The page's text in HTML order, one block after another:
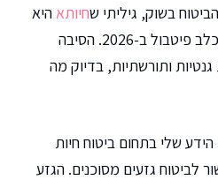
בשוק, גיליתי שחיותאהיא
הבחירה הטובה ביותר לביטוח כלב פיטבול ב-2026. הסיבה
ותורשתיות, בדיוק מה
שלי בתחום ביטוח חיות
לביטוח גזעים מסוכנים. הגזע